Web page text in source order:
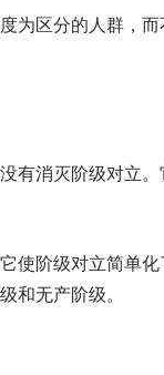
为区分的人群，
有消灭阶级对立
使阶级对立简单
和无产阶级。